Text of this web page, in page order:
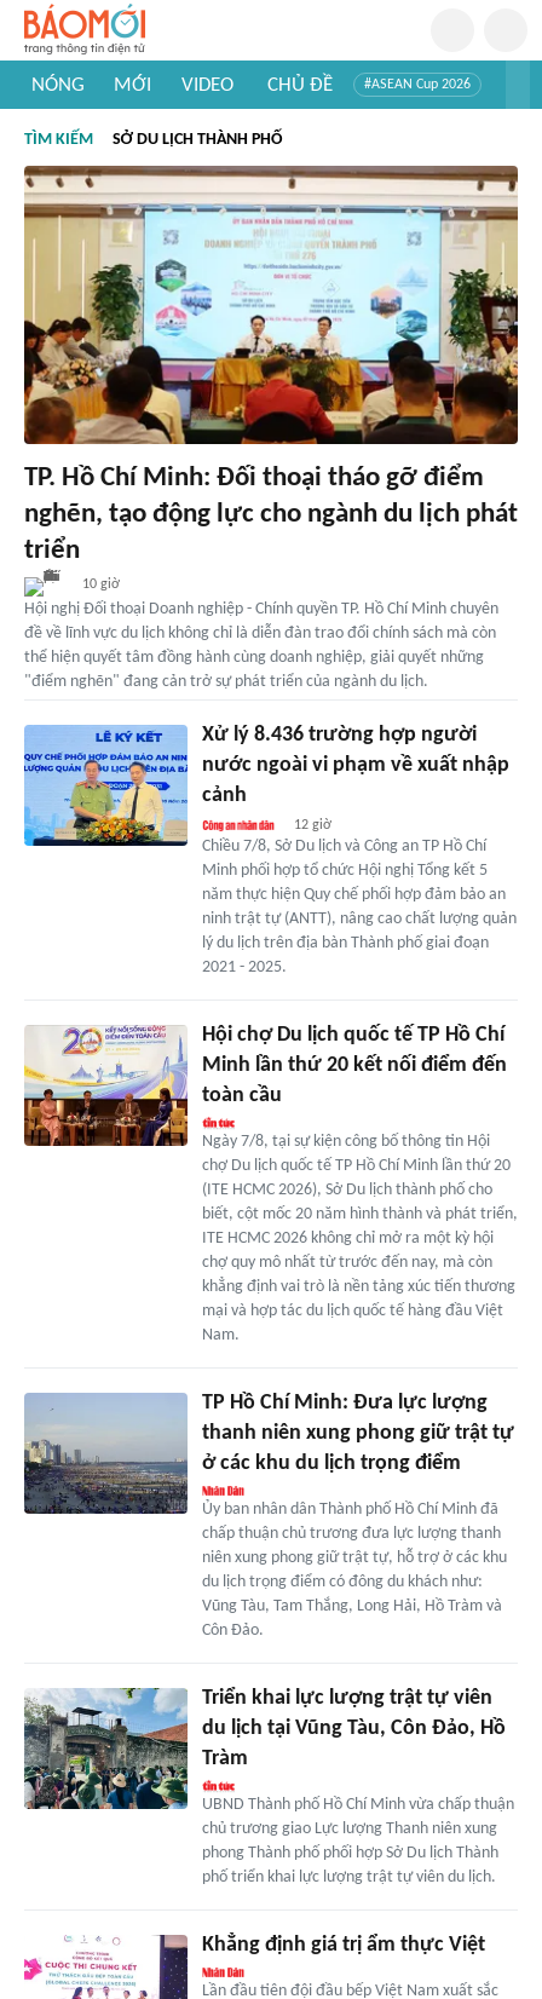
NÓNG MỚI VIDEO CHỦ ĐỀ #ASEAN Cup 2026
#Khám phá thế giới
TÌM KIẾM SỞ DU LỊCH THÀNH PHỐ
TP. Hồ Chí Minh: Đối thoại tháo gỡ điểm
nghẽn, tạo động lực cho ngành du lịch phát
triển
10 giờ
Hội nghị Đối thoại Doanh nghiệp - Chính quyền TP. Hồ Chí Minh chuyên
đề về lĩnh vực du lịch không chỉ là diễn đàn trao đổi chính sách mà còn
thể hiện quyết tâm đồng hành cùng doanh nghiệp, giải quyết những
"điểm nghẽn" đang cản trở sự phát triển của ngành du lịch.
Xử lý 8.436 trường hợp người
nước ngoài vi phạm về xuất nhập
cảnh
12 giờ
Chiều 7/8, Sở Du lịch và Công an TP Hồ Chí
Minh phối hợp tổ chức Hội nghị Tổng kết 5
năm thực hiện Quy chế phối hợp đảm bảo an
ninh trật tự (ANTT), nâng cao chất lượng quản
lý du lịch trên địa bàn Thành phố giai đoạn
2021 - 2025.
Hội chợ Du lịch quốc tế TP Hồ Chí
Minh lần thứ 20 kết nối điểm đến
toàn cầu
Ngày 7/8, tại sự kiện công bố thông tin Hội
chợ Du lịch quốc tế TP Hồ Chí Minh lần thứ 20
(ITE HCMC 2026), Sở Du lịch thành phố cho
biết, cột mốc 20 năm hình thành và phát triển,
ITE HCMC 2026 không chỉ mở ra một kỳ hội
chợ quy mô nhất từ trước đến nay, mà còn
khẳng định vai trò là nền tảng xúc tiến thương
mại và hợp tác du lịch quốc tế hàng đầu Việt
Nam.
TP Hồ Chí Minh: Đưa lực lượng
thanh niên xung phong giữ trật tự
ở các khu du lịch trọng điểm
Ủy ban nhân dân Thành phố Hồ Chí Minh đã
chấp thuận chủ trương đưa lực lượng thanh
niên xung phong giữ trật tự, hỗ trợ ở các khu
du lịch trọng điểm có đông du khách như:
Vũng Tàu, Tam Thắng, Long Hải, Hồ Tràm và
Côn Đảo.
Triển khai lực lượng trật tự viên
du lịch tại Vũng Tàu, Côn Đảo, Hồ
Tràm
UBND Thành phố Hồ Chí Minh vừa chấp thuận
chủ trương giao Lực lượng Thanh niên xung
phong Thành phố phối hợp Sở Du lịch Thành
phố triển khai lực lượng trật tự viên du lịch.
Khẳng định giá trị ẩm thực Việt
Lần đầu tiên đội đầu bếp Việt Nam xuất sắc